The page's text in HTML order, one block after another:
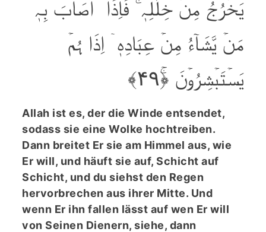
یَخۡرُجُ مِنۡ خِلٰلِہٖ ۚ فَاِذَاۤ اَصَابَ بِہٖ
مَنۡ یَّشَآءُ مِنۡ عِبَادِہٖۤ اِذَا ہُمۡ
یَسۡتَبۡشِرُوۡنَ ﴿ۚ۴۹﴾
Allah ist es, der die Winde entsendet,
sodass sie eine Wolke hochtreiben.
Dann breitet Er sie am Himmel aus, wie
Er will, und häuft sie auf, Schicht auf
Schicht, und du siehst den Regen
hervorbrechen aus ihrer Mitte. Und
wenn Er ihn fallen lässt auf wen Er will
von Seinen Dienern, siehe, dann